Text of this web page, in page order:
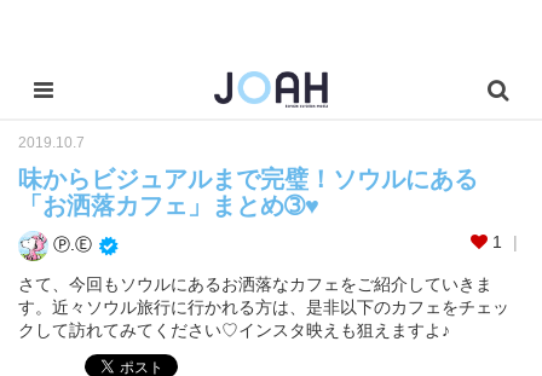
2019.10.7
味からビジュアルまで完璧！ソウルにある
「お洒落カフェ」まとめ➂♥
Ⓟ.Ⓔ 1
さて、今回もソウルにあるお洒落なカフェをご紹介していきま
す。近々ソウル旅行に行かれる方は、是非以下のカフェをチェッ
クして訪れてみてください♡インスタ映えも狙えますよ♪